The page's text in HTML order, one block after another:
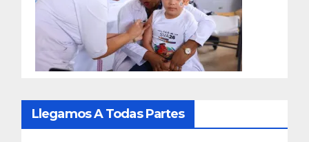
Llegamos A Todas Partes